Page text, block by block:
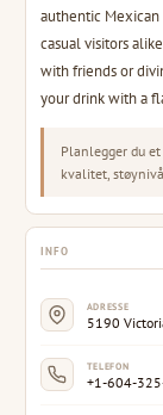
authentic Mexican
casual visitors
with friends or
your drink with a
Planlegger du
kvalitet,
INFO
ADRESSE
5190
TELEFON
+1-604-